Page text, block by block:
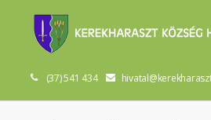
(37) 541 434